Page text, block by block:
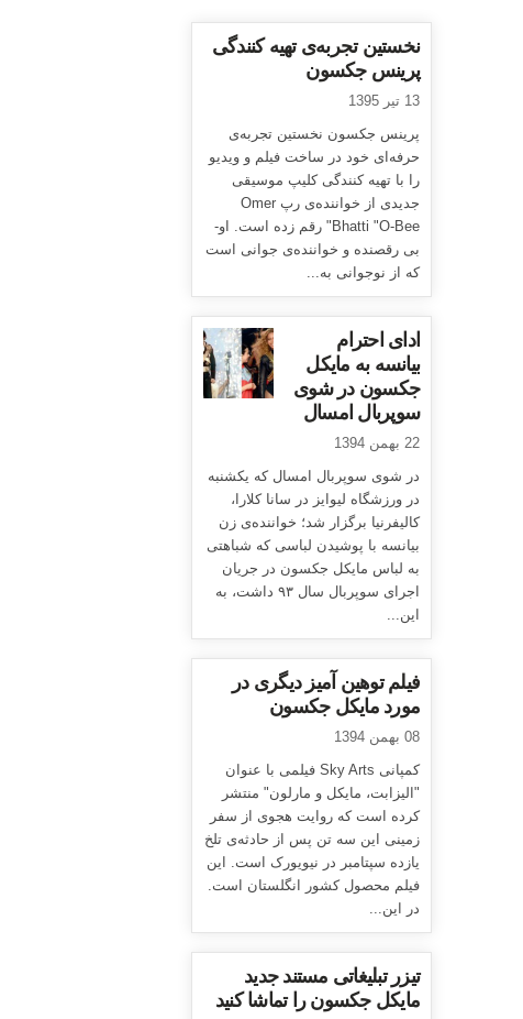
نخستین تجربه‌ی تهیه کنندگی
پرینس جکسون
13 تیر 1395
پرینس جکسون نخستین تجربه‌ی
حرفه‌ای خود در ساخت فیلم و ویدیو
را با تهیه کنندگی کلیپ موسیقی
جدیدی از خواننده‌ی رپ Omer
Bhatti "O-Bee" رقم زده است. او-
بی رقصنده و خواننده‌ی جوانی است
که از نوجوانی به...
ادای احترام
بیانسه به مایکل
جکسون در شوی
سوپربال امسال
22 بهمن 1394
در شوی سوپربال امسال که یکشنبه
در ورزشگاه لیوایز در سانا کلارا،
کالیفرنیا برگزار شد؛ خواننده‌ی زن
بیانسه با پوشیدن لباسی که شباهتی
به لباس مایکل جکسون در جریان
اجرای سوپربال سال ۹۳ داشت، به
این...
فیلم توهین آمیز دیگری در
مورد مایکل جکسون
08 بهمن 1394
کمپانی Sky Arts فیلمی با عنوان
"الیزابت، مایکل و مارلون" منتشر
کرده است که روایت هجوی از سفر
زمینی این سه تن پس از حادثه‌ی تلخ
یازده سپتامبر در نیویورک است. این
فیلم محصول کشور انگلستان است.
در این...
تیزر تبلیغاتی مستند جدید
مایکل جکسون را تماشا کنید